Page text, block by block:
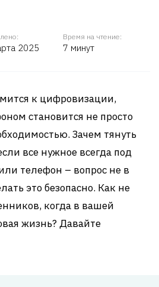
2025
Время на чтение:
7 минут
к цифровизации,
становится не просто
Зачем тянуть
все нужное всегда под
телефон – вопрос не в
это безопасно. Как не
когда в вашей
жизнь? Давайте